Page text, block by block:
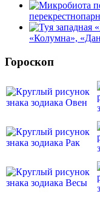
«Колумна»,
Гороскоп